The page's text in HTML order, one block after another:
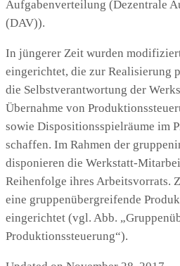
Aufgabenverteilung (Dezentrale
(DAV)).
In jüngerer Zeit wurden
eingerichtet, die zur Realisierung
die Selbstverantwortung der
Übernahme von
sowie Dispositionsspielräume im
schaffen. Im Rahmen der
disponieren die Werkstatt-
Reihenfolge ihres Arbeitsvorrats.
eine gruppenübergreifende
eingerichtet (vgl. Abb.
Produktionssteuerung“).